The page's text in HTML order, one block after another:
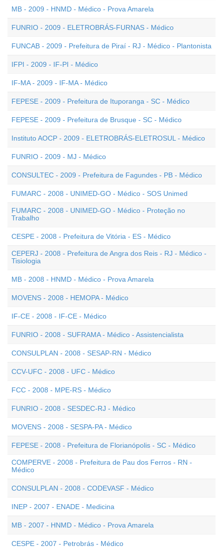
MB - 2009 - HNMD - Médico - Prova Amarela
FUNRIO - 2009 - ELETROBRÁS-FURNAS - Médico
FUNCAB - 2009 - Prefeitura de Piraí - RJ - Médico - Plantonista
IFPI - 2009 - IF-PI - Médico
IF-MA - 2009 - IF-MA - Médico
FEPESE - 2009 - Prefeitura de Ituporanga - SC - Médico
FEPESE - 2009 - Prefeitura de Brusque - SC - Médico
Instituto AOCP - 2009 - ELETROBRÁS-ELETROSUL - Médico
FUNRIO - 2009 - MJ - Médico
CONSULTEC - 2009 - Prefeitura de Fagundes - PB - Médico
FUMARC - 2008 - UNIMED-GO - Médico - SOS Unimed
FUMARC - 2008 - UNIMED-GO - Médico - Proteção no
Trabalho
CESPE - 2008 - Prefeitura de Vitória - ES - Médico
CEPERJ - 2008 - Prefeitura de Angra dos Reis - RJ - Médico -
Tisiologia
MB - 2008 - HNMD - Médico - Prova Amarela
MOVENS - 2008 - HEMOPA - Médico
IF-CE - 2008 - IF-CE - Médico
FUNRIO - 2008 - SUFRAMA - Médico - Assistencialista
CONSULPLAN - 2008 - SESAP-RN - Médico
CCV-UFC - 2008 - UFC - Médico
FCC - 2008 - MPE-RS - Médico
FUNRIO - 2008 - SESDEC-RJ - Médico
MOVENS - 2008 - SESPA-PA - Médico
FEPESE - 2008 - Prefeitura de Florianópolis - SC - Médico
COMPERVE - 2008 - Prefeitura de Pau dos Ferros - RN -
Médico
CONSULPLAN - 2008 - CODEVASF - Médico
INEP - 2007 - ENADE - Medicina
MB - 2007 - HNMD - Médico - Prova Amarela
CESPE - 2007 - Petrobrás - Médico